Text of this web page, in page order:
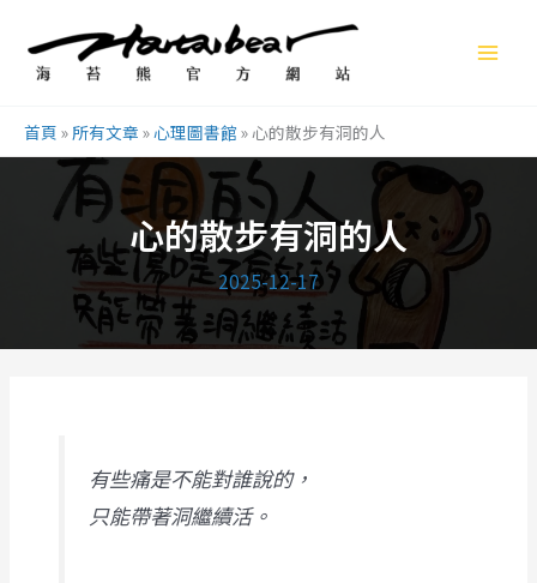
首頁 »所有文章 »心理圖書館 »心的散步有洞的人
心的散步有洞的人
2025-12-17
有些痛是不能對誰說的，
只能帶著洞繼續活。